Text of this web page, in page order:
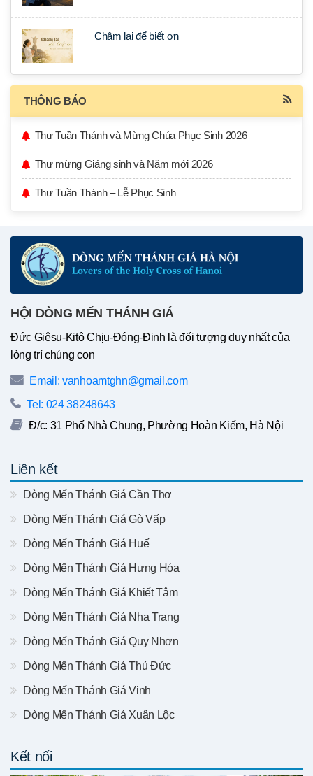
Chậm lại để biết ơn
THÔNG BÁO
Thư Tuần Thánh và Mừng Chúa Phục Sinh 2026
Thư mừng Giáng sinh và Năm mới 2026
Thư Tuần Thánh – Lễ Phục Sinh
HỘI DÒNG MẾN THÁNH GIÁ
Đức Giêsu-Kitô Chịu-Đóng-Đinh là đối tượng duy nhất của
lòng trí chúng con
Email: vanhoamtghn@gmail.com
Tel: 024 38248643
Đ/c: 31 Phố Nhà Chung, Phường Hoàn Kiếm, Hà Nội
Liên kết
Dòng Mến Thánh Giá Cần Thơ
Dòng Mến Thánh Giá Gò Vấp
Dòng Mến Thánh Giá Huế
Dòng Mến Thánh Giá Hưng Hóa
Dòng Mến Thánh Giá Khiết Tâm
Dòng Mến Thánh Giá Nha Trang
Dòng Mến Thánh Giá Quy Nhơn
Dòng Mến Thánh Giá Thủ Đức
Dòng Mến Thánh Giá Vinh
Dòng Mến Thánh Giá Xuân Lộc
Kết nối